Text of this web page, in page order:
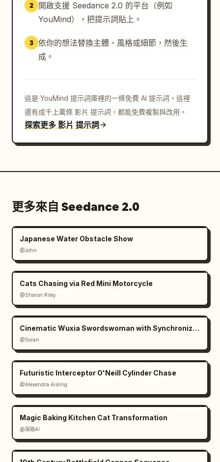
2
開啟支援 Seedance 2.0 的平台（例如
YouMind），把提示詞貼上。
3 依你的想法替換主體、風格或細節，然後生
成。
這是 YouMind 提示詞庫裡的一條免費 AI 提示詞。這裡
還有成千上萬條 影片 提示詞，都能免費複製與改用。
探索更多 影片 提示詞
更多來自 Seedance 2.0
Japanese Water Obstacle Show
@John
Cats Chasing via Red Mini Motorcycle
@Sharon Riley
Cinematic Wuxia Swordswoman with Synchronized Echoes
@Soran
Futuristic Interceptor O'Neill Cylinder Chase
@Alexandra Aisling
Magic Baking Kitchen Cat Transformation
@探路AI